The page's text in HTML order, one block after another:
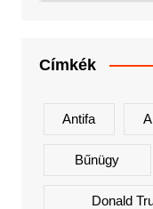
Címkék
Antifa
Bűnügy
Donald